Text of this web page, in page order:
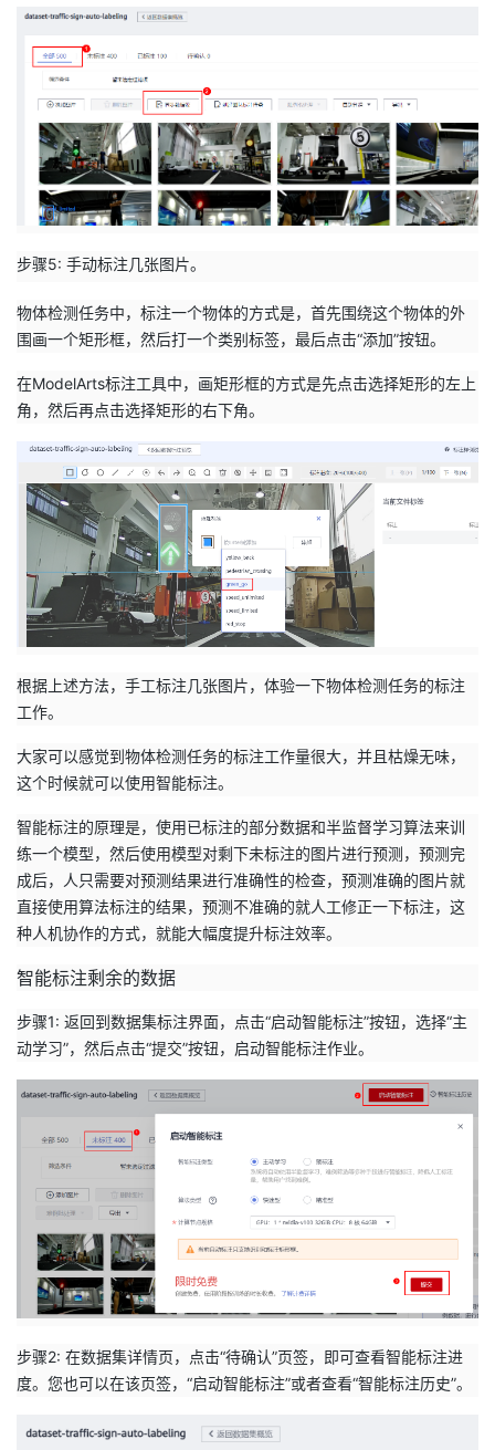
步骤5: 手动标注几张图片。
物体检测任务中，标注一个物体的方式是，首先围绕这个物体的外
围画一个矩形框，然后打一个类别标签，最后点击“添加”按钮。
在ModelArts标注工具中，画矩形框的方式是先点击选择矩形的左上
角，然后再点击选择矩形的右下角。
根据上述方法，手工标注几张图片，体验一下物体检测任务的标注
工作。
大家可以感觉到物体检测任务的标注工作量很大，并且枯燥无味，
这个时候就可以使用智能标注。
智能标注的原理是，使用已标注的部分数据和半监督学习算法来训
练一个模型，然后使用模型对剩下未标注的图片进行预测，预测完
成后，人只需要对预测结果进行准确性的检查，预测准确的图片就
直接使用算法标注的结果，预测不准确的就人工修正一下标注，这
种人机协作的方式，就能大幅度提升标注效率。
智能标注剩余的数据
步骤1: 返回到数据集标注界面，点击“启动智能标注”按钮，选择“主
动学习”，然后点击“提交”按钮，启动智能标注作业。
步骤2: 在数据集详情页，点击“待确认”页签，即可查看智能标注进
度。您也可以在该页签，“启动智能标注”或者查看“智能标注历史”。